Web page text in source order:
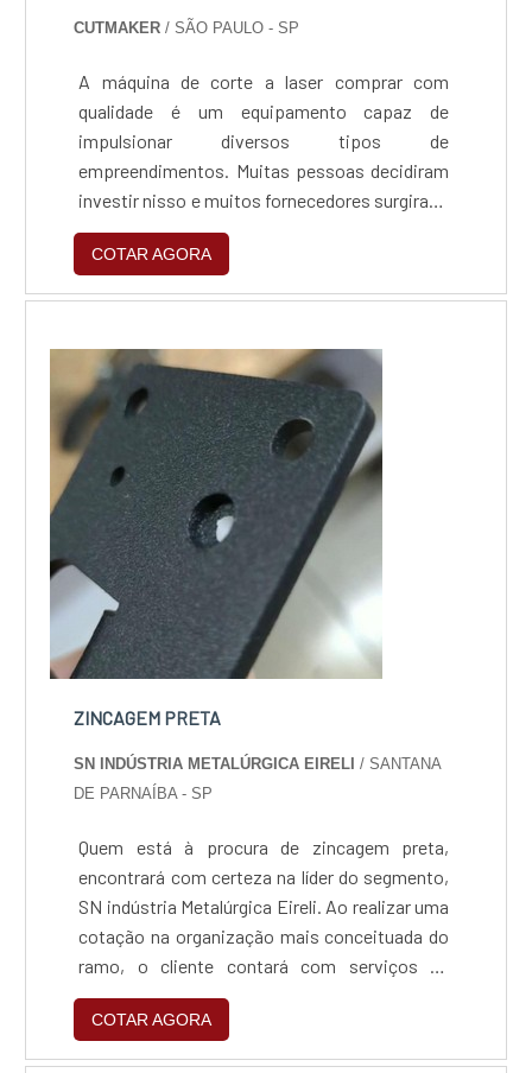
CUTMAKER/ SÃO PAULO - SP
A máquina de corte a laser comprar com
qualidade é um equipamento capaz de
impulsionar diversos tipos de
empreendimentos. Muitas pessoas decidiram
investir nisso e muitos fornecedores surgiram,
portanto é importante que você conheça mais
sobre a máquina de corte a laser antes de
comprar.Funcionalidade correta do materialA
corte e gravação de materiais, composto por
um emissor de laser control...
COTAR AGORA
ZINCAGEM PRETA
SN INDÚSTRIA METALÚRGICA EIRELI/ SANTANA
DE PARNAÍBA - SP
Quem está à procura de zincagem preta,
encontrará com certeza na líder do segmento,
SN indústria Metalúrgica Eireli. Ao realizar uma
cotação na organização mais conceituada do
ramo, o cliente contará com serviços de
excelência e o suporte de especialistas para
sanar eventuais dúvidas.Quando o tema é
zincagem preta, com a SN indústria
COTAR AGORA